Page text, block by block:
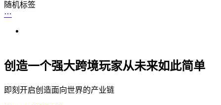
随机标签
创造一个强大跨境玩家从未来如此简单
即刻开启创造面向世界的产业链